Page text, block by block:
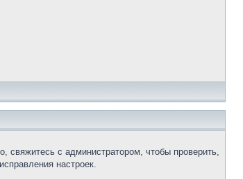
свяжитесь с администратором, чтобы проверить,
настроек.